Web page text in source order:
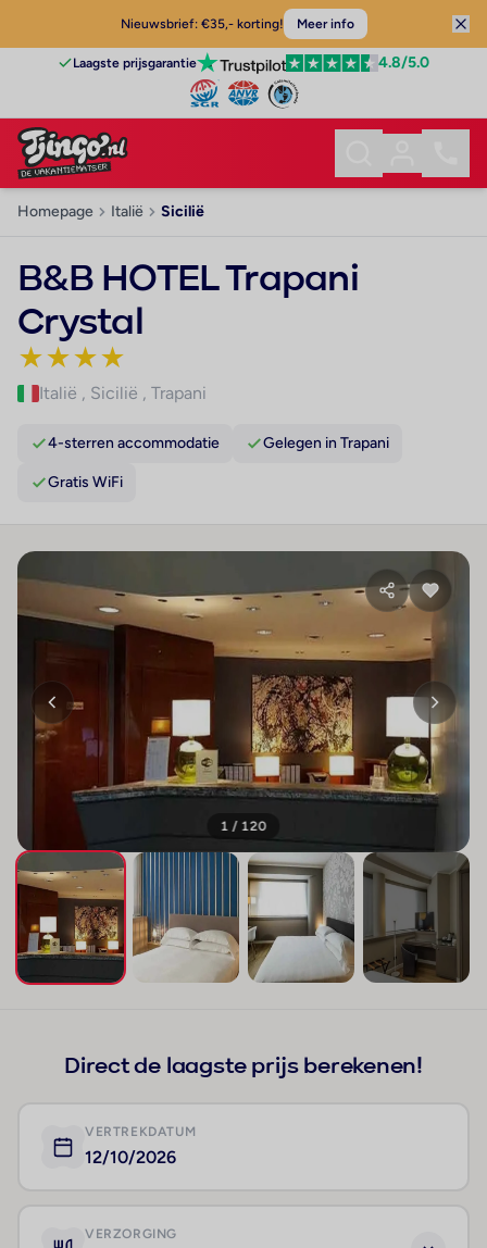
Nieuwsbrief: €35,- korting! Meer info
Laagste prijsgarantie 4.8/5.0
Homepage Italië Sicilië
B&B HOTEL Trapani
Crystal
★★★★
Italië , Sicilië , Trapani
4-sterren accommodatie Gelegen in Trapani
Gratis WiFi
1 / 120
Direct de laagste prijs berekenen!
VERTREKDATUM
12/10/2026
VERZORGING